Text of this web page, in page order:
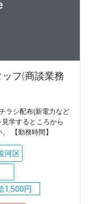
フ(商談業務
ラシ配布(新電力など
学するところから
【勤務時間】
河区
1,500円